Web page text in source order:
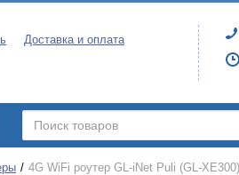
Доставка и оплата
4G WiFi роутер GL-iNet Puli (GL-XE300)